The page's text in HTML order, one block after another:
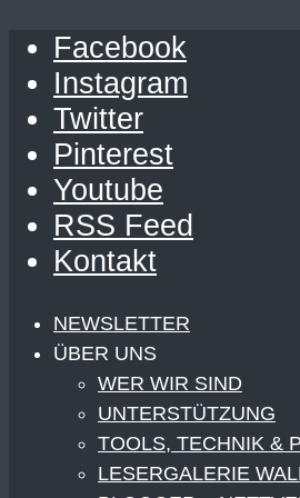
Facebook
Instagram
Twitter
Pinterest
Youtube
RSS Feed
Kontakt
NEWSLETTER
ÜBER UNS
WER WIR SIND
UNTERSTÜTZUNG
TOOLS, TECHNIK &
LESERGALERIE